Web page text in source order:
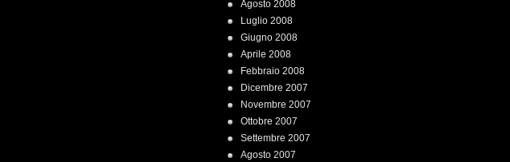
Agosto 2008
Luglio 2008
Giugno 2008
Aprile 2008
Febbraio 2008
Dicembre 2007
Novembre 2007
Ottobre 2007
Settembre 2007
Agosto 2007